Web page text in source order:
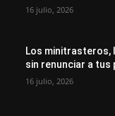
16 julio, 2026
Los minitrasteros,
sin renunciar a tus
16 julio, 2026